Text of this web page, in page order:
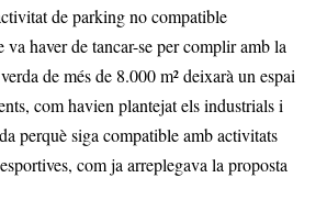
de parking no compatible
va haver de tancar-se per complir amb la
de més de 8.000 m² deixarà un espai
com havien plantejat els industrials i
perquè siga compatible amb activitats
com ja arreplegava la proposta